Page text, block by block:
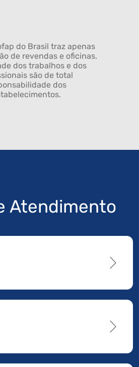
do Brasil traz apenas
de revendas e oficinas.
dos trabalhos e dos
são de total
dos
Atendimento